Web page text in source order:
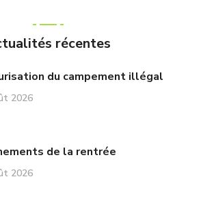
récentes
du campement illégal
2026
de la rentrée
2026